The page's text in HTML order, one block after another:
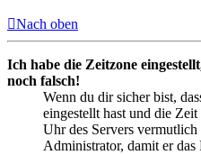
Nach oben
Ich habe die Zeitzone
noch falsch!
Wenn du dir sicher bist,
eingestellt hast und die
Uhr des Servers
Administrator, damit er das